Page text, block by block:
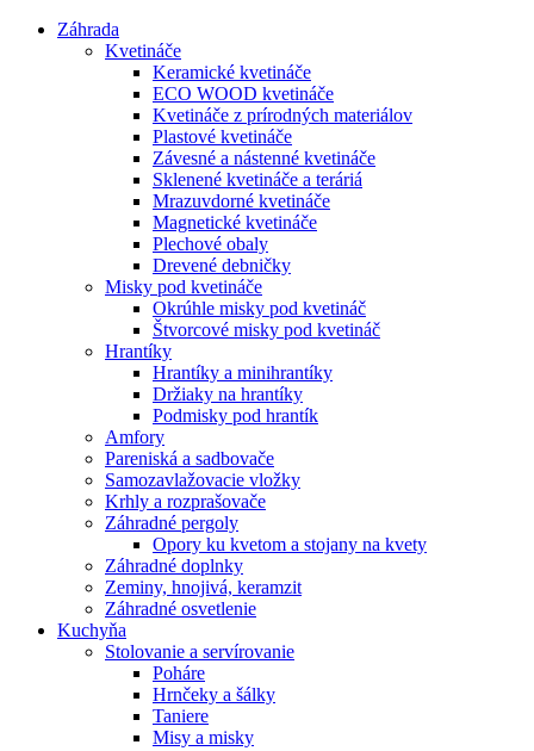
Záhrada
Kvetináče
Keramické kvetináče
ECO WOOD kvetináče
Kvetináče z prírodných materiálov
Plastové kvetináče
Závesné a nástenné kvetináče
Sklenené kvetináče a teráriá
Mrazuvdorné kvetináče
Magnetické kvetináče
Plechové obaly
Drevené debničky
Misky pod kvetináče
Okrúhle misky pod kvetináč
Štvorcové misky pod kvetináč
Hrantíky
Hrantíky a minihrantíky
Držiaky na hrantíky
Podmisky pod hrantík
Amfory
Pareniská a sadbovače
Samozavlažovacie vložky
Krhly a rozprašovače
Záhradné pergoly
Opory ku kvetom a stojany na kvety
Záhradné doplnky
Zeminy, hnojivá, keramzit
Záhradné osvetlenie
Kuchyňa
Stolovanie a servírovanie
Poháre
Hrnčeky a šálky
Taniere
Misy a misky